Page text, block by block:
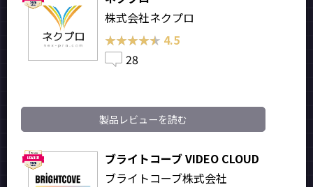
株式会社ネクプロ
★★★★★
★★★★★ 4.5
28
製品レビューを読む
ブライトコーブ VIDEO CLOUD
ブライトコーブ株式会社